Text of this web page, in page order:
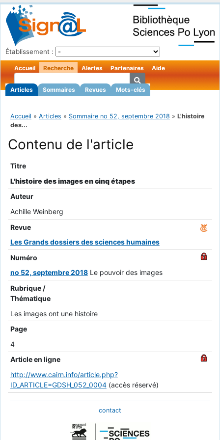
Établissement :
Accueil Recherche
Articles Sommaires Revues Mots-clés
Alertes Partenaires Aide
Accueil » Articles » Sommaire no 52, septembre 2018 » L'histoire
des...
Contenu de l'article
Titre
L'histoire des images en cinq étapes
Auteur
Achille Weinberg
Revue
Les Grands dossiers des sciences humaines
Numéro
no 52, septembre 2018 Le pouvoir des images
Rubrique /
Thématique
Les images ont une histoire
Page
4
Article en ligne
http://www.cairn.info/article.php?
ID_ARTICLE=GDSH_052_0004(accès réservé)
contact